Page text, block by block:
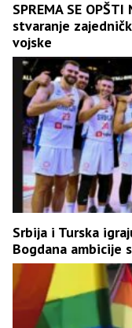
SPREMA SE
stvaranje
vojske
Srbija i Turska
Bogdana ambicije